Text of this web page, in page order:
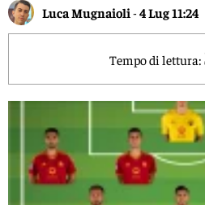
Luca Mugnaioli -4 Lug 11:24
Tempo di lettura: